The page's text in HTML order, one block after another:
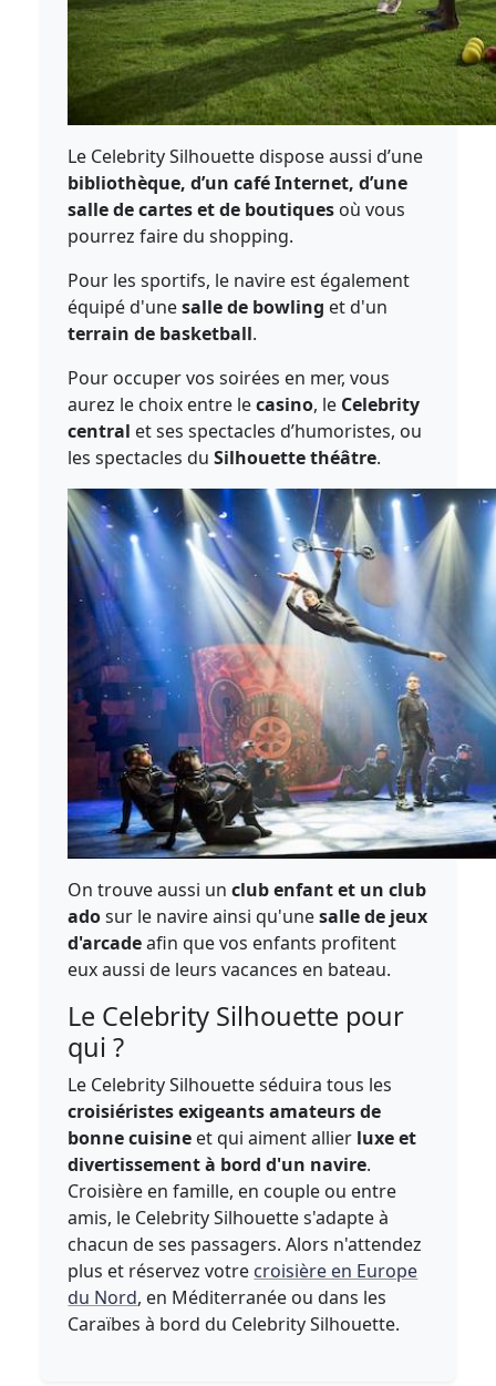
Le Celebrity Silhouette dispose aussi d’une
bibliothèque, d’un café Internet, d’une
salle de cartes et de boutiques où vous
pourrez faire du shopping.
Pour les sportifs, le navire est également
équipé d'unesalle de bowling et d'un
terrain de basketball.
Pour occuper vos soirées en mer, vous
aurez le choix entre lecasino, le Celebrity
central et ses spectacles d’humoristes, ou
les spectacles duSilhouette théâtre.
On trouve aussi un club enfant et un club
adosur le navire ainsi qu'unesalle de jeux
d'arcadeafin que vos enfants profitent
eux aussi de leurs vacances en bateau.
Le Celebrity Silhouette pour
qui ?
Le Celebrity Silhouette séduira tous les
croisiéristes exigeants amateurs de
bonne cuisine et qui aiment allier luxe et
divertissement à bord d'un navire.
Croisière en famille, en couple ou entre
amis, le Celebrity Silhouette s'adapte à
chacun de ses passagers. Alors n'attendez
plus et réservez votre croisière en Europe
du Nord, en Méditerranée ou dans les
Caraïbes à bord du Celebrity Silhouette.